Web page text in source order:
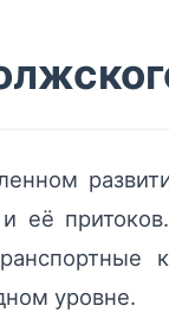
её
уровне.